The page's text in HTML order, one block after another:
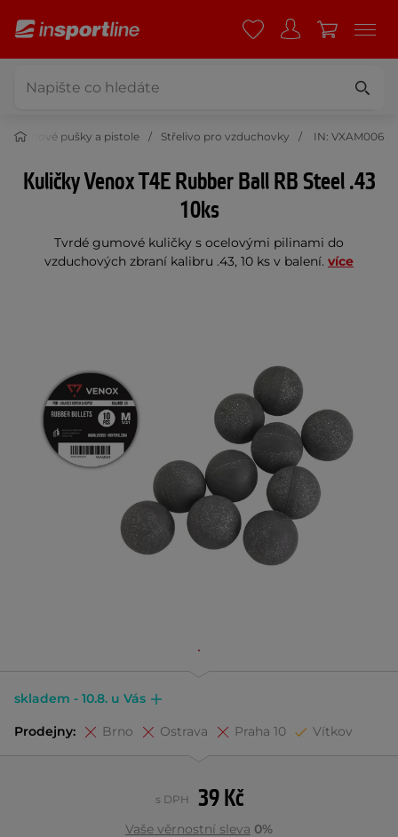
pušky a pistole Střelivo pro vzduchovky IN: VXAM006
Kuličky Venox T4E Rubber Ball RB Steel .43
10ks
Tvrdé gumové kuličky s ocelovými pilinami do
vzduchových zbraní kalibru .43, 10 ks v balení. více
skladem - 10.8. u Vás
Prodejny: Brno Ostrava Praha 10 Vítkov
39 Kč
s DPH
Vaše věrnostní sleva 0%